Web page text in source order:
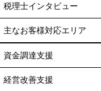
税理士インタビュー
主なお客様対応エリア
資金調達支援
経営改善支援